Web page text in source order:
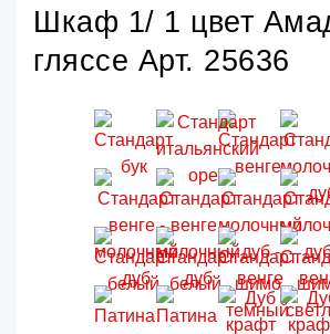
Шкаф 1/ 1 цвет
гляссе Арт. 25636